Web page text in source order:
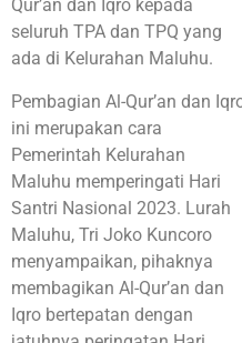
Qur’an dan Iqro kepada
seluruh TPA dan TPQ yang
ada di Kelurahan Maluhu.
Pembagian Al-Qur’an dan
ini merupakan cara
Pemerintah Kelurahan
Maluhu memperingati Hari
Santri Nasional 2023. Lurah
Maluhu, Tri Joko Kuncoro
menyampaikan, pihaknya
membagikan Al-Qur’an dan
Iqro bertepatan dengan